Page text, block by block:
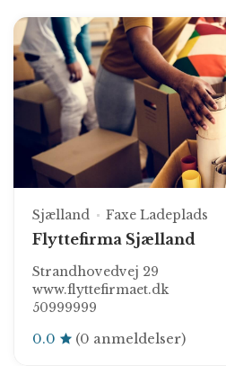
Sjælland Faxe Ladeplads
Flyttefirma Sjælland
Strandhovedvej 29
www.flyttefirmaet.dk
50999999
0.0 (0 anmeldelser)